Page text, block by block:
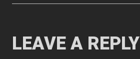
LEAVE A REPLY